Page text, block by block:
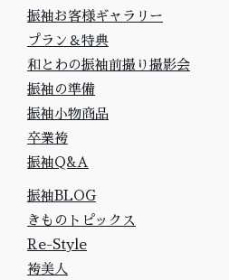
振袖お客様ギャラリー
プラン＆特典
和とわの振袖前撮り撮影会
振袖の準備
振袖小物商品
卒業袴
振袖Q&A
振袖BLOG
きものトピックス
Re-Style
袴美人